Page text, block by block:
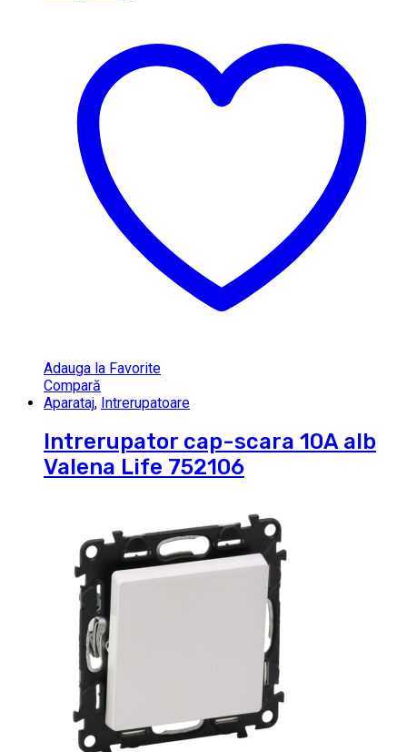
Adauga la Favorite
Compară
Aparataj, Intrerupatoare
Intrerupator cap-scara 10A alb
Valena Life 752106